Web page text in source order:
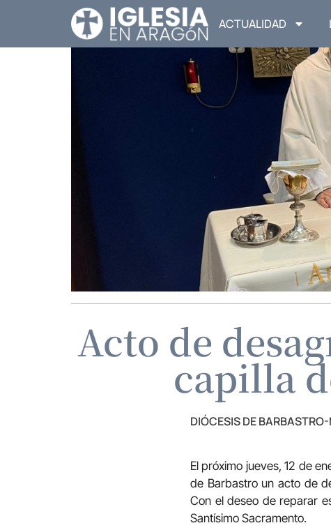
ACTUALIDAD
Acto de
capilla
DIÓCESIS DE
El próximo jueves, 12 de
de Barbastro un acto de
Con el deseo de reparar
Santísimo Sacramento.